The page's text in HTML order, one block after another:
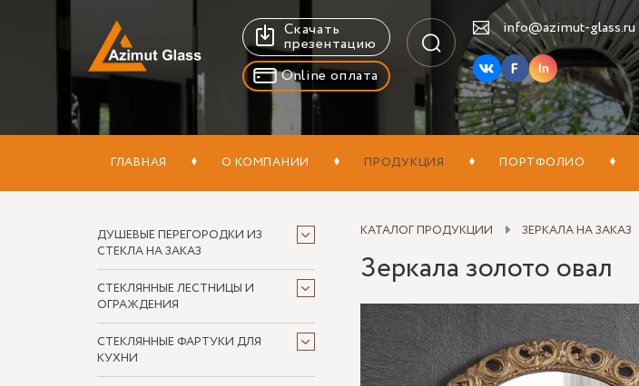
Скачать
презентацию
Online оплата
info@azimut-glass.ru
In
ГЛАВНАЯ О КОМПАНИИ ПРОДУКЦИЯ ПОРТФОЛИО
ДУШЕВЫЕ ПЕРЕГОРОДКИ ИЗ
СТЕКЛА НА ЗАКАЗ
СТЕКЛЯННЫЕ ЛЕСТНИЦЫ И
ОГРАЖДЕНИЯ
СТЕКЛЯННЫЕ ФАРТУКИ ДЛЯ
КУХНИ
КАТАЛОГ ПРОДУКЦИИ ЗЕРКАЛА НА ЗАКАЗ
Зеркала золото овал